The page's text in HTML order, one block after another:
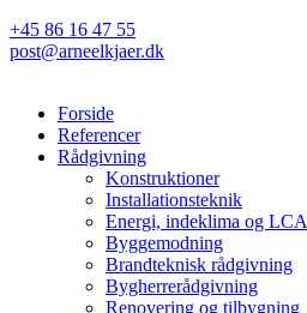
+45 86 16 47 55
post@arneelkjaer.dk
Forside
Referencer
Rådgivning
Konstruktioner
Installationsteknik
Energi, indeklima og LCA
Byggemodning
Brandteknisk rådgivning
Bygherrerådgivning
Renovering og tilbygning